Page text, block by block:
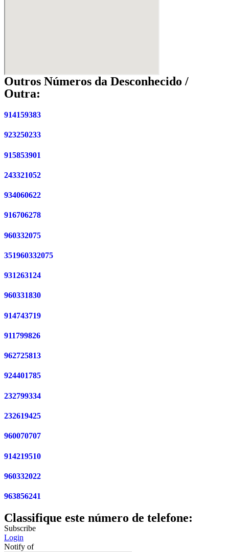
Outros Números da Desconhecido /
Outra:
914159383
923250233
915853901
243321052
934060622
916706278
960332075
351960332075
931263124
960331830
914743719
911799826
962725813
924401785
232799334
232619425
960070707
914219510
960332022
963856241
Classifique este número de telefone:
Subscribe
Login
Notify of